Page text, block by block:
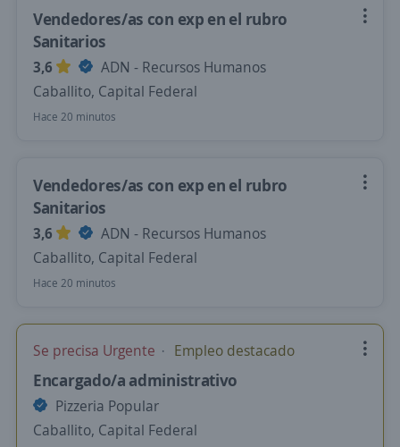
Vendedores/as con exp en el rubro
Sanitarios
3,6
ADN - Recursos Humanos
Caballito, Capital Federal
Hace 20 minutos
Vendedores/as con exp en el rubro
Sanitarios
3,6
ADN - Recursos Humanos
Caballito, Capital Federal
Hace 20 minutos
Se precisa Urgente Empleo destacado
Encargado/a administrativo
Pizzeria Popular
Caballito, Capital Federal